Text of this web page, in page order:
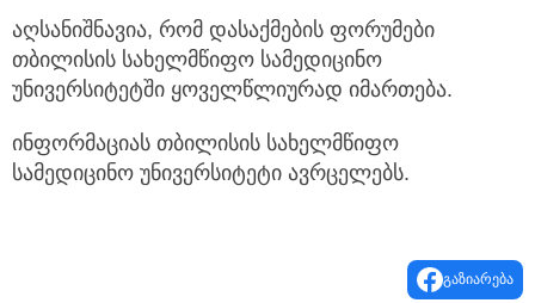
აღსანიშნავია, რომ დასაქმების ფორუმები
თბილისის სახელმწიფო სამედიცინო
უნივერსიტეტში ყოველწლიურად იმართება.
ინფორმაციას თბილისის სახელმწიფო
სამედიცინო უნივერსიტეტი ავრცელებს.
გაზიარება